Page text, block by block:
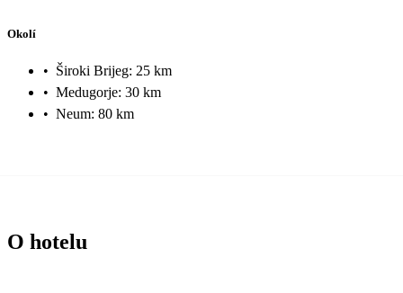
Okolí
• Široki Brijeg: 25 km
• Medugorje: 30 km
• Neum: 80 km
O hotelu